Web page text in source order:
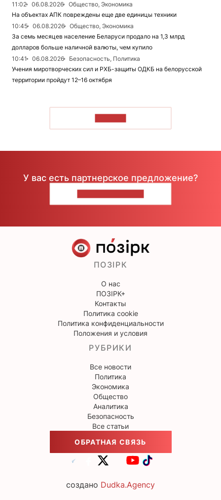
11:02
06.08.2026
Общество, Экономика
На объектах АПК повреждены еще две единицы техники
10:45
06.08.2026
Общество, Экономика
За семь месяцев население Беларуси продало на 1,3 млрд
долларов больше наличной валюты, чем купило
10:41
06.08.2026
Безопасность, Политика
Учения миротворческих сил и РХБ-защиты ОДКБ на белорусской
территории пройдут 12–16 октября
У вас есть партнерское предложение?
ПОЗІРК
О нас
ПОЗІРК+
Контакты
Политика cookie
Политика конфиденциальности
Положения и условия
РУБРИКИ
Все новости
Политика
Экономика
Общество
Аналитика
Безопасность
Все статьи
ОБРАТНАЯ СВЯЗЬ
создано Dudka.Agency